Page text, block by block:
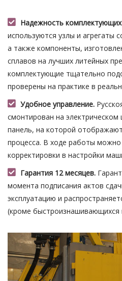
Надежность комплектующих
используются узлы и агрегаты
а также компоненты,
сплавов на лучших литейных
комплектующие тщательно
проверены на практике в
Удобное управление.
смонтирован на
панель, на которой
процесса. В ходе работы
корректировки в настройки
Гарантия 12 месяцев.
момента подписания актов
эксплуатацию и
(кроме быстроизнашивающихся